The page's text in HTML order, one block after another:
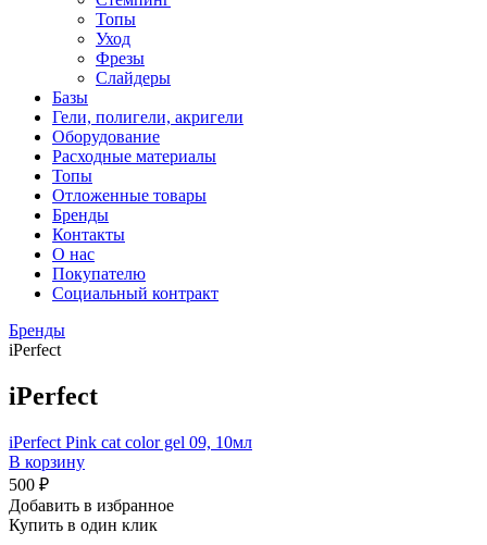
Топы
Уход
Фрезы
Слайдеры
Базы
Гели, полигели, акригели
Оборудование
Расходные материалы
Топы
Отложенные товары
Бренды
Контакты
О нас
Покупателю
Социальный контракт
Бренды
iPerfect
iPerfect
iPerfect Pink cat color gel 09, 10мл
В корзину
500 ₽
Добавить в избранное
Купить в один клик